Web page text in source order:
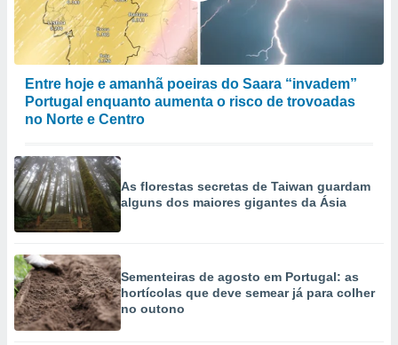
ou aceder
num
para
criar
medir
da
medir o
dos
Entre hoje e amanhã poeiras do Saara “invadem”
Portugal enquanto aumenta o risco de trovoadas
no Norte e Centro
As florestas secretas de Taiwan guardam
alguns dos maiores gigantes da Ásia
Sementeiras de agosto em Portugal: as
hortícolas que deve semear já para colher
no outono